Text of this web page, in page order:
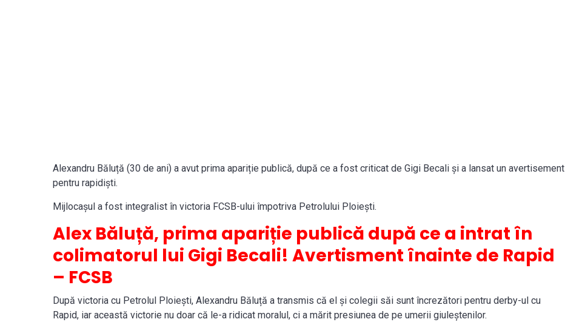
Alexandru Băluță (30 de ani) a avut prima apariție publică, după ce a fost criticat de Gigi Becali și a lansat un avertisement
pentru rapidiști.
Mijlocașul a fost integralist în victoria FCSB-ului împotriva Petrolului Ploiești.
Alex Băluță, prima apariție publică după ce a intrat în
colimatorul lui Gigi Becali! Avertisment înainte de Rapid
– FCSB
După victoria cu Petrolul Ploiești, Alexandru Băluță a transmis că el și colegii săi sunt încrezători pentru derby-ul cu
Rapid, iar această victorie nu doar că le-a ridicat moralul, ci a mărit presiunea de pe umerii giuleștenilor.